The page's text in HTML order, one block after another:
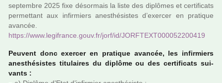
sep­tem­bre 2025 fixe désor­mais la liste des diplô­mes et cer­ti­fi­cats
per­met­tant aux infir­miers anes­thé­sis­tes d’exer­cer en pra­ti­que
avan­cée.
https://www.legi­france.gouv.fr/jorf/id/JORFTEXT000052200419
Peuvent donc exer­cer en pra­ti­que avan­cée, les infir­miers
anes­thé­sis­tes titu­lai­res du diplôme ou des cer­ti­fi­cats sui­
vants :